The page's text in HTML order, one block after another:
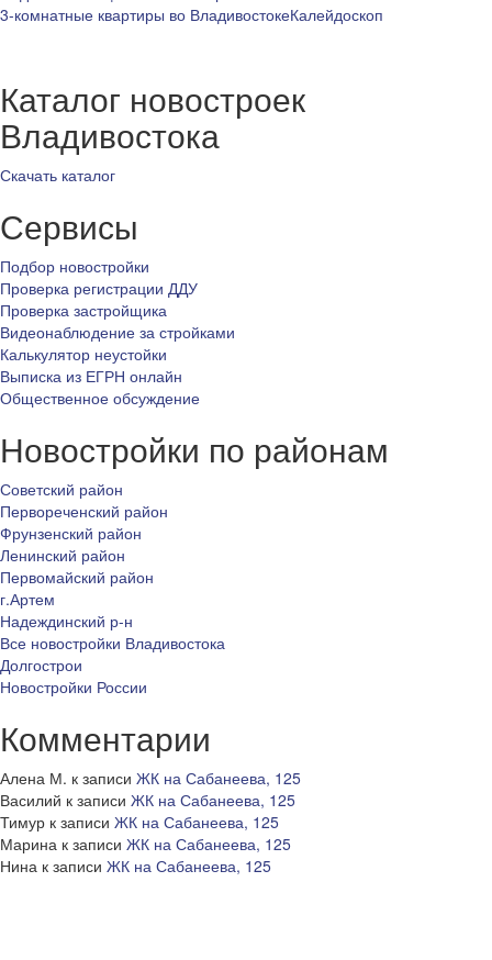
3-комнатные квартиры во ВладивостокеКалейдоскоп
Каталог новостроек
Владивостока
Скачать каталог
Сервисы
Подбор новостройки
Проверка регистрации ДДУ
Проверка застройщика
Видеонаблюдение за стройками
Калькулятор неустойки
Выписка из ЕГРН онлайн
Общественное обсуждение
Новостройки по районам
Советский район
Первореченский район
Фрунзенский район
Ленинский район
Первомайский район
г.Артем
Надеждинский р-н
Все новостройки Владивостока
Долгострои
Новостройки России
Комментарии
Алена М. к записи ЖК на Сабанеева, 125
Василий к записи ЖК на Сабанеева, 125
Тимур к записи ЖК на Сабанеева, 125
Марина к записи ЖК на Сабанеева, 125
Нина к записи ЖК на Сабанеева, 125